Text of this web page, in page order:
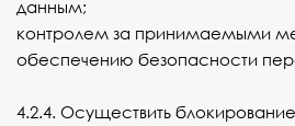
данным;
контролем за принимаемыми
обеспечению безопасности
4.2.4. Осуществить